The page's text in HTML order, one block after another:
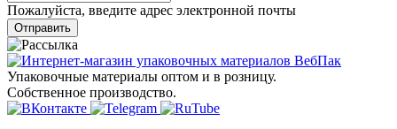
Пожалуйста, введите адрес электронной почты
Отправить
Упаковочные материалы оптом и в розницу.
Собственное производство.